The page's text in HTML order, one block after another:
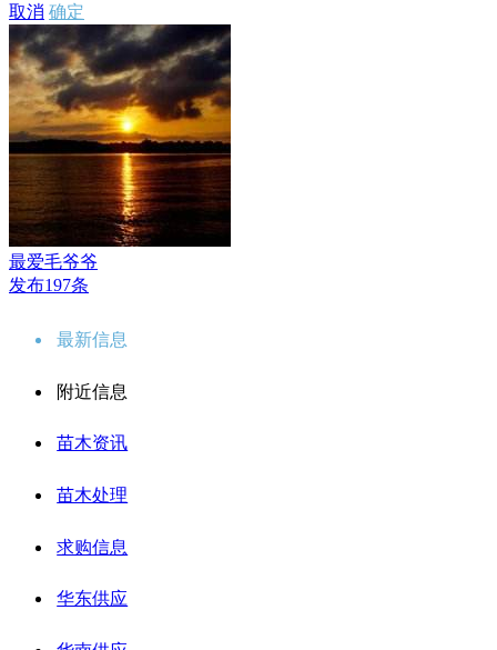
取消 确定
最爱毛爷爷
发布197条
最新信息
附近信息
苗木资讯
苗木处理
求购信息
华东供应